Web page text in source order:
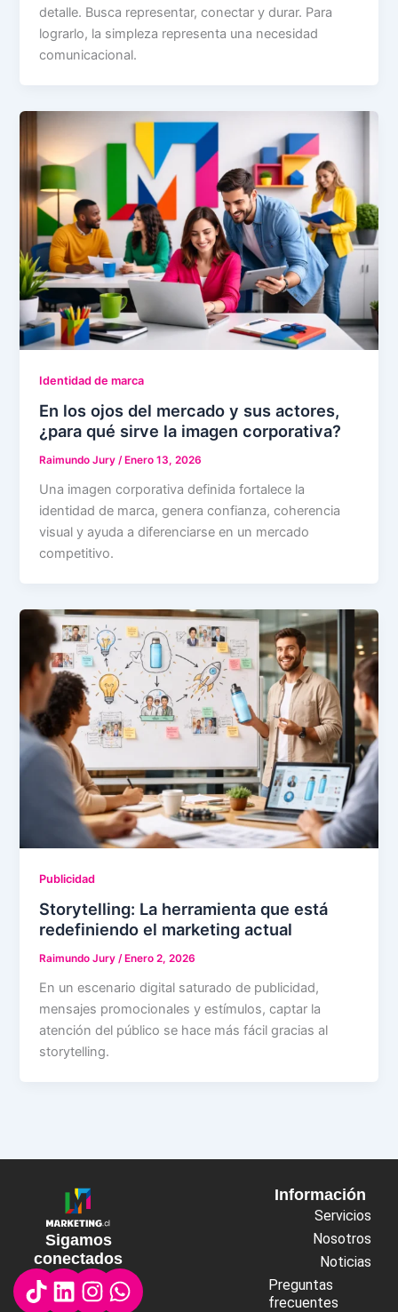
detalle. Busca representar, conectar y durar. Para
lograrlo, la simpleza representa una necesidad
comunicacional.
Identidad de marca
En los ojos del mercado y sus actores,
¿para qué sirve la imagen corporativa?
Raimundo Jury/ Enero 13, 2026
Una imagen corporativa definida fortalece la
identidad de marca, genera confianza, coherencia
visual y ayuda a diferenciarse en un mercado
competitivo.
Publicidad
Storytelling: La herramienta que está
redefiniendo el marketing actual
Raimundo Jury/ Enero 2, 2026
En un escenario digital saturado de publicidad,
mensajes promocionales y estímulos, captar la
atención del público se hace más fácil gracias al
storytelling.
Sigamos
conectados
Linkedin
Instagram
Whatsapp
Información
Servicios
Nosotros
Noticias
Preguntas
frecuentes